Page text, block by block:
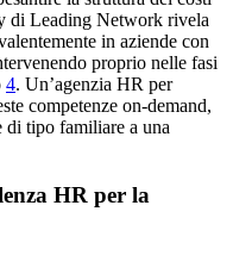
di Leading Network rivela
in aziende con
proprio nelle fasi
4. Un’agenzia HR per
competenze on-demand,
di tipo familiare a una
HR per la